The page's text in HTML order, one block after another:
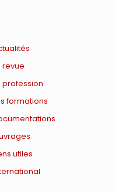
revue
profession
formations
utiles